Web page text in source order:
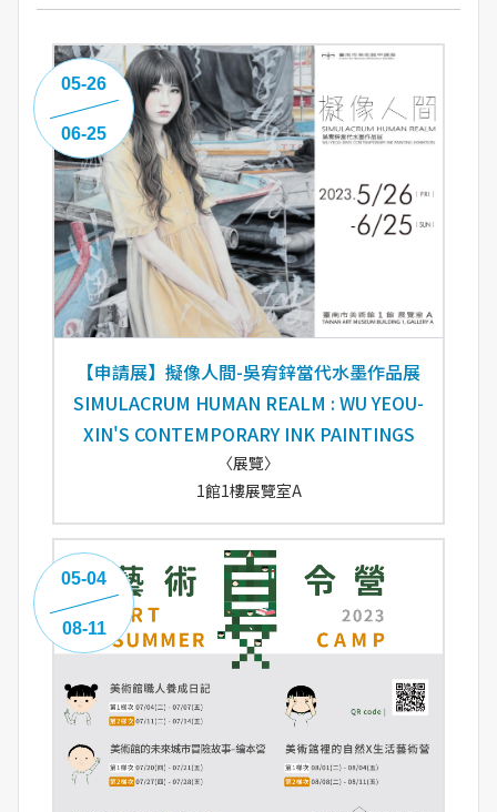
【申請展】擬像人間-吳宥鋅當代水墨作品展
SIMULACRUM HUMAN REALM : WU YEOU-
XIN'S CONTEMPORARY INK PAINTINGS
〈展覽〉
1館1樓展覽室A
05-26
06-25
05-04
08-11